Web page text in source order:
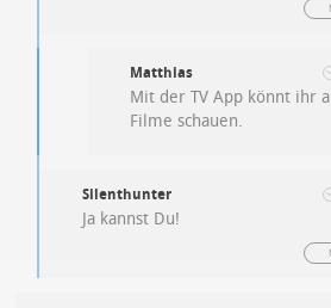
Matthias
Mit der TV App könnt ihr
Filme schauen.
Silenthunter
Ja kannst Du!